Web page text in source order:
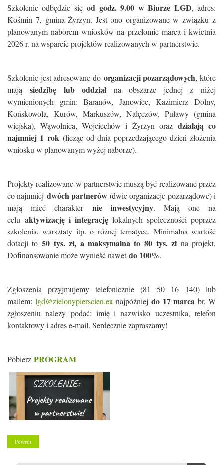
Szkolenie odbędzie sięod godz. 9.00 w Biurze LGD, adres:
Kośmin 7, gmina Żyrzyn. Jest ono organizowane w związku z
planowanym naborem wniosków na przełomie marca i kwietnia
2026 r. na wsparcie projektów realizowanych w partnerstwie.
Szkolenie jest adresowane do organizacji pozarządowych, które
mają siedzibę lub oddziałna obszarze jednej z niżej
wymienionych gmin: Baranów, Janowiec, Kazimierz Dolny,
Końskowola, Kurów, Markuszów, Nałęczów, Puławy (gmina
wiejska), Wąwolnica, Wojciechów i Żyrzyn oraz działają co
najmniej 1 rok (licząc od dnia poprzedzającego dzień złożenia
wniosku w planowanym wyżej naborze).
Projekty realizowane w partnerstwie muszą być realizowane przez
co najmniej dwóch partnerów(dwie organizacje pozarządowe) i
mają mieć charakter nie inwestycyjny. Mają one na
celu aktywizację i integrację lokalnych społeczności poprzez
szkolenia, warsztaty itp. o różnej tematyce. Minimalna wartość
dotacji to50 tys. zł, a maksymalna to 80 tys. zł na projekt.
Dofinansowanie może wynieść nawetdo 100%.
Zgłoszenia przyjmujemy telefonicznie (81 50 16 140) lub
mailem:lgd@zielonypierscien.eu najpóźniejdo 17 marca br. W
zgłoszeniu należy podać: imię i nazwisko uczestnika, telefon
kontaktowy i adres e-mail. Serdecznie zapraszamy!
Pobierz PROGRAM
Powrót